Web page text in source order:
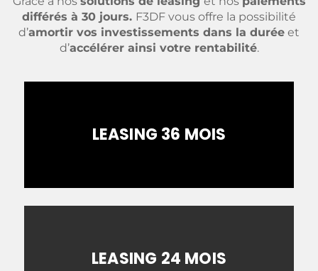
différés à 30 jours. F3DF vous offre la possibilité
d’amortir vos investissements dans la durée et
d’accélérer ainsi votre rentabilité.
LEASING 36 MOIS
LEASING 24 MOIS